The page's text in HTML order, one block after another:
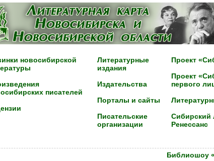
новосибирской
писателей
Литературные
издания
Издательства
Порталы и сайты
Писательские
организации
Проект
Проект
первого
Сибирский
Ренессанс
Библиошоу